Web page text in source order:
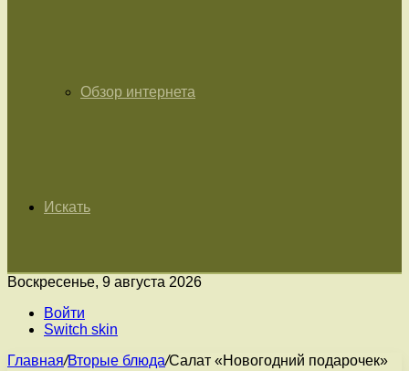
Обзор интернета
Искать
Воскресенье, 9 августа 2026
Войти
Switch skin
Главная/Вторые блюда/Салат «Новогодний подарочек»